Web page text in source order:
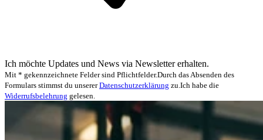
Ich möchte Updates und News via Newsletter erhalten.
Mit * gekennzeichnete Felder sind Pflichtfelder.Durch das Absenden des
Formulars stimmst du unserer Datenschutzerklärung zu. Ich habe die
Widerrufsbelehrung gelesen.